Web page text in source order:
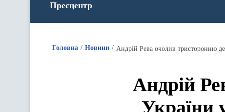
Пресцентр
Головна Новини Андрій Рева очолив тристоронню
Андрій
України